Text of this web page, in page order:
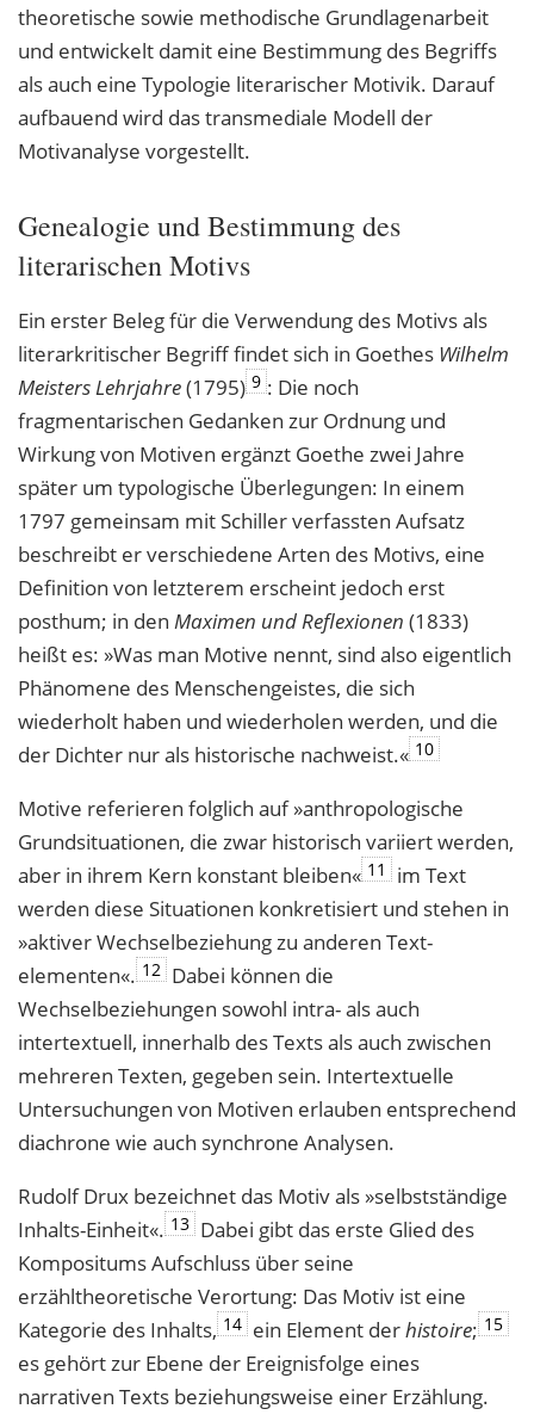
theoretische sowie methodische Grundlagenarbeit
und entwickelt damit eine Bestimmung des Begriffs
als auch eine Typologie literarischer Motivik. Darauf
aufbauend wird das transmediale Modell der
Motivanalyse vorgestellt.
Genealogie und Bestimmung des
literarischen Motivs
Ein erster Beleg für die Verwendung des Motivs als
literarkritischer Begriff findet sich in Goethes Wilhelm
Meisters Lehrjahre(1795) 9 : Die noch
fragmentarischen Gedanken zur Ordnung und
Wirkung von Motiven ergänzt Goethe zwei Jahre
später um typologische Überlegungen: In einem
1797 gemeinsam mit Schiller verfassten Aufsatz
beschreibt er verschiedene Arten des Motivs, eine
Definition von letzterem erscheint jedoch erst
posthum; in den Maximen und Reflexionen (1833)
heißt es: »Was man Motive nennt, sind also eigentlich
Phänomene des Menschengeistes, die sich
wiederholt haben und wiederholen werden, und die
der Dichter nur als historische nachweist.« 10
Motive referieren folglich auf »anthropologische
Grundsituationen, die zwar histo­risch variiert werden,
aber in ihrem Kern konstant bleiben« 11
im Text
werden diese Situationen konkretisiert und stehen in
»aktiver Wechselbeziehung zu anderen Text­
elementen«. 12 Dabei können die
Wechselbeziehungen sowohl intra- als auch
intertextuell, innerhalb des Texts als auch zwischen
mehreren Texten, gegeben sein. Intertextuelle
Untersuchungen von Motiven erlauben entsprechend
diachrone wie auch synchrone Analysen.
Rudolf Drux bezeichnet das Motiv als »selbstständige
Inhalts-Einheit«. 13 Dabei gibt das erste Glied des
Kompositums Aufschluss über seine
erzähltheoretische Verortung: Das Motiv ist eine
Kategorie des Inhalts, 14 ein Element derhistoire; 15
es gehört zur Ebene der Ereignisfolge eines
narrativen Texts beziehungsweise einer Erzählung.